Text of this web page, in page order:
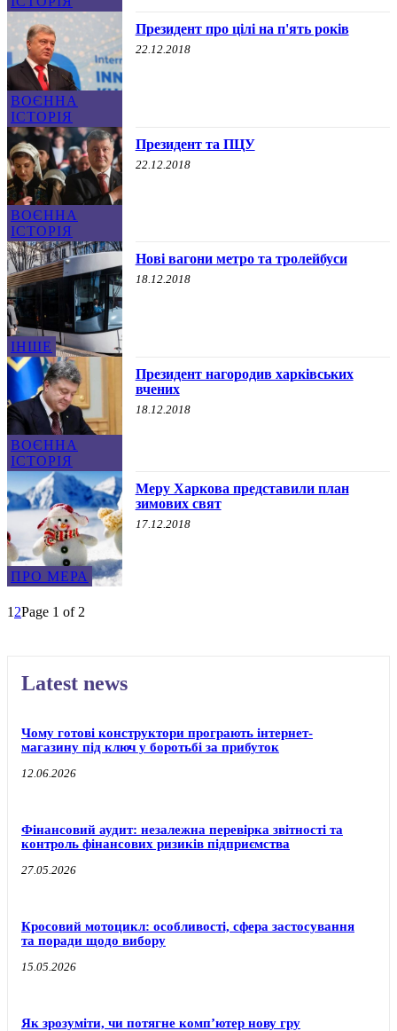
ВОЄННА
ІСТОРІЯ
Президент про цілі на п'ять років
22.12.2018
ВОЄННА
ІСТОРІЯ
Президент та ПЦУ
22.12.2018
ІНШЕ
Нові вагони метро та тролейбуси
18.12.2018
ВОЄННА
ІСТОРІЯ
Президент нагородив харківських
вчених
18.12.2018
ПРО МЕРА
Меру Харкова представили план
зимових свят
17.12.2018
1 2Page 1 of 2
Latest news
Чому готові конструктори програють інтернет-
магазину під ключ у боротьбі за прибуток
12.06.2026
Фінансовий аудит: незалежна перевірка звітності та
контроль фінансових ризиків підприємства
27.05.2026
Кросовий мотоцикл: особливості, сфера застосування
та поради щодо вибору
15.05.2026
Як зрозуміти, чи потягне комп’ютер нову гру